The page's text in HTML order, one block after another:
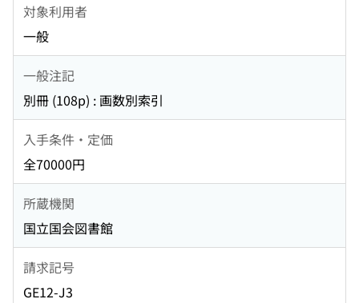
対象利用者
一般
一般注記
別冊 (108p) : 画数別索引
入手条件・定価
全70000円
所蔵機関
国立国会図書館
請求記号
GE12-J3